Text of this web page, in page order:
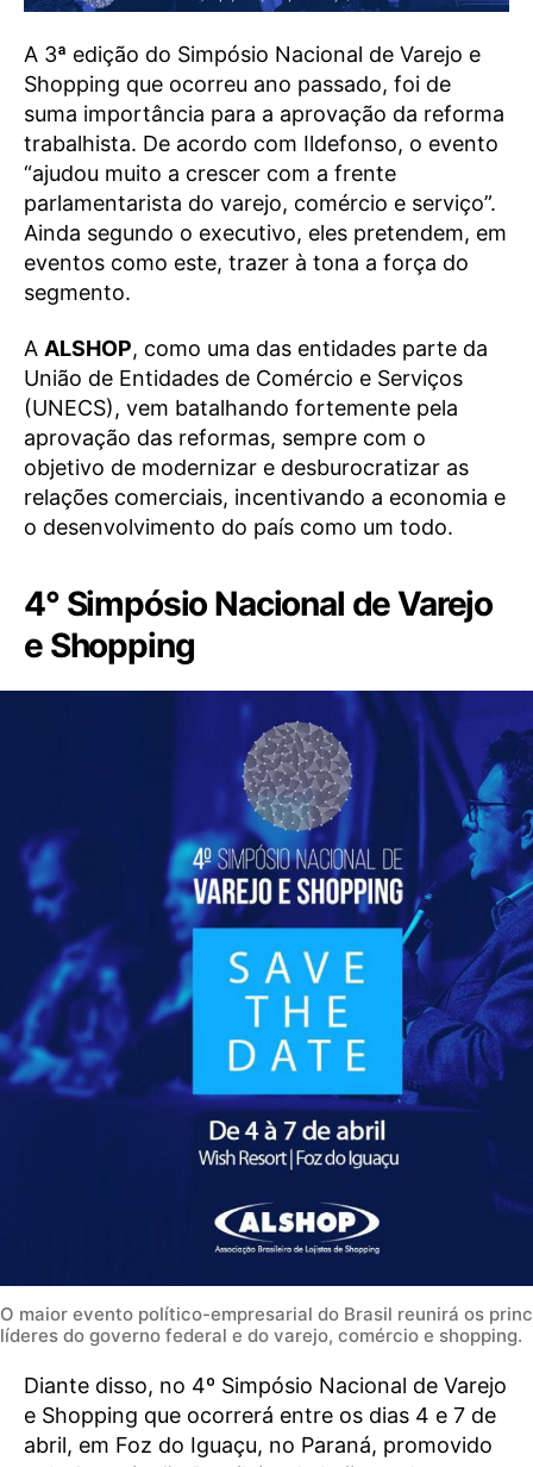
A 3ª edição do Simpósio Nacional de Varejo e
Shopping que ocorreu ano passado, foi de
suma importância para a aprovação da reforma
trabalhista. De acordo com Ildefonso, o evento
“ajudou muito a crescer com a frente
parlamentarista do varejo, comércio e serviço”.
Ainda segundo o executivo, eles pretendem, em
eventos como este, trazer à tona a força do
segmento.
A ALSHOP, como uma das entidades parte da
União de Entidades de Comércio e Serviços
(UNECS), vem batalhando fortemente pela
aprovação das reformas, sempre com o
objetivo de modernizar e desburocratizar as
relações comerciais, incentivando a economia e
o desenvolvimento do país como um todo.
4° Simpósio Nacional de Varejo
e Shopping
O maior evento político-empresarial do Brasil reunirá os
líderes do governo federal e do varejo, comércio e shopping.
Diante disso, no 4º Simpósio Nacional de Varejo
e Shopping que ocorrerá entre os dias 4 e 7 de
abril, em Foz do Iguaçu, no Paraná, promovido